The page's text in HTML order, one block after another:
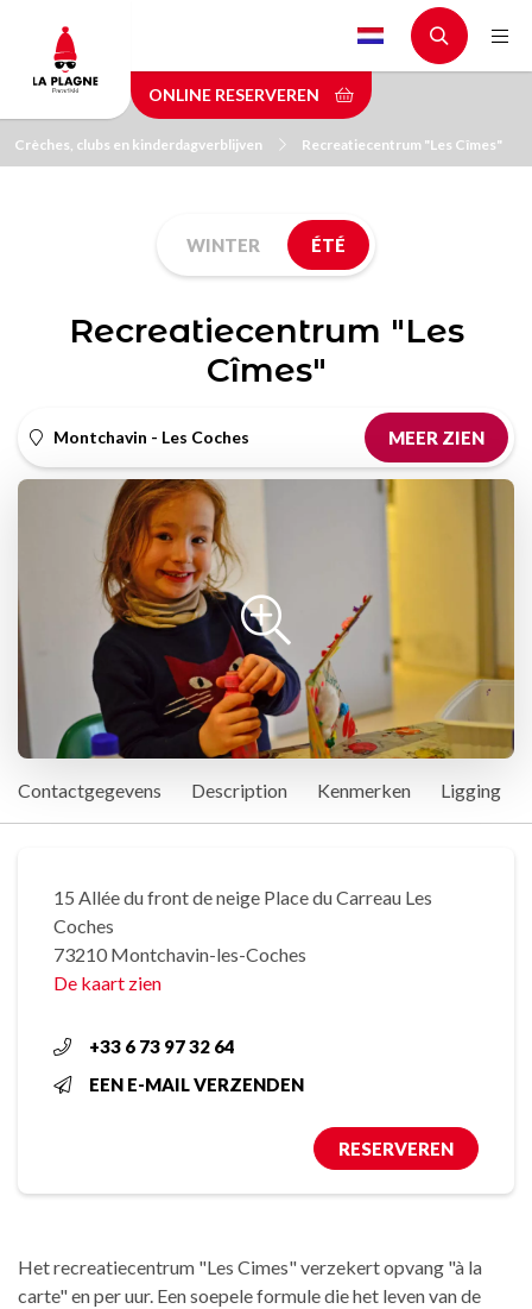
main
content
ONLINE RESERVEREN
Crèches, clubs en kinderdagverblijven Recreatiecentrum "Les Cîmes"
WINTER ÉTÉ
Recreatiecentrum "Les
Cîmes"
Montchavin - Les Coches MEER ZIEN
Contactgegevens Description Kenmerken Ligging
15 Allée du front de neige Place du Carreau Les
Coches
73210 Montchavin-les-Coches
De kaart zien
+33 6 73 97 32 64
EEN E-MAIL VERZENDEN
RESERVEREN
Het recreatiecentrum "Les Cimes" verzekert opvang "à la
carte" en per uur. Een soepele formule die het leven van de